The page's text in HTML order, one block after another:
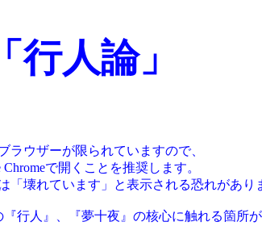
「行人論」
ラウザーが限られていますので、
Chromeで開くことを推奨します。
「壊れています」と表示される恐れがあり
行人』、『夢十夜』の核心に触れる箇所が